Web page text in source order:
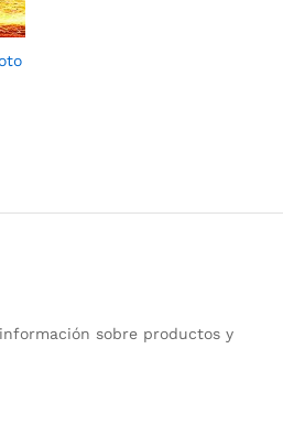
sobre productos y